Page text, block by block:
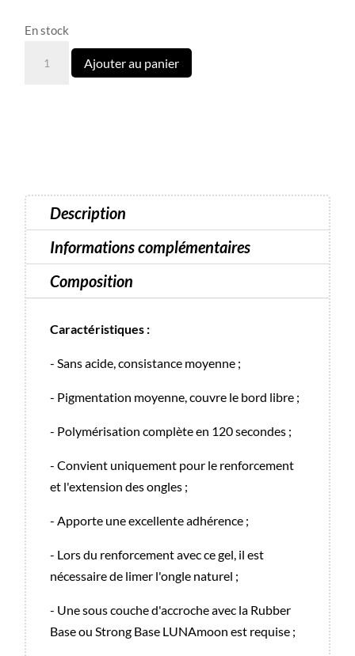
En stock
ml
Ajouter au panier
Description
Informations complémentaires
Composition
Caractéristiques :
- Sans acide, consistance moyenne ;
- Pigmentation moyenne, couvre le bord libre ;
- Polymérisation complète en 120 secondes ;
- Convient uniquement pour le renforcement
et l'extension des ongles ;
- Apporte une excellente adhérence ;
- Lors du renforcement avec ce gel, il est
nécessaire de limer l'ongle naturel ;
- Une sous couche d'accroche avec la Rubber
Base ou Strong Base LUNAmoon est requise ;